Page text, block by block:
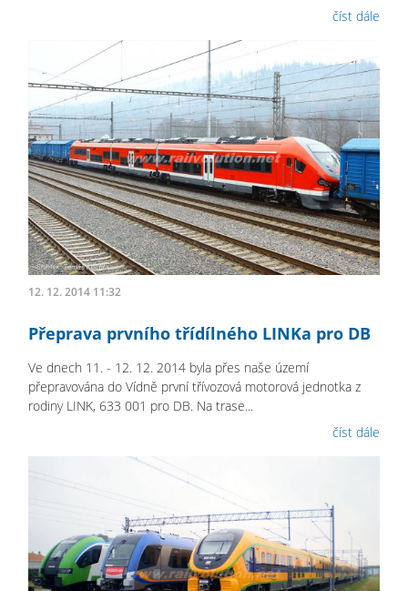
číst dále
12. 12. 2014 11:32
Přeprava prvního třídílného LINKa pro DB
Ve dnech 11. - 12. 12. 2014 byla přes naše území
přepravována do Vídně první třívozová motorová jednotka z
rodiny LINK, 633 001 pro DB. Na trase...
číst dále